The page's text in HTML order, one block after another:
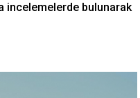
incelemelerde bulunarak